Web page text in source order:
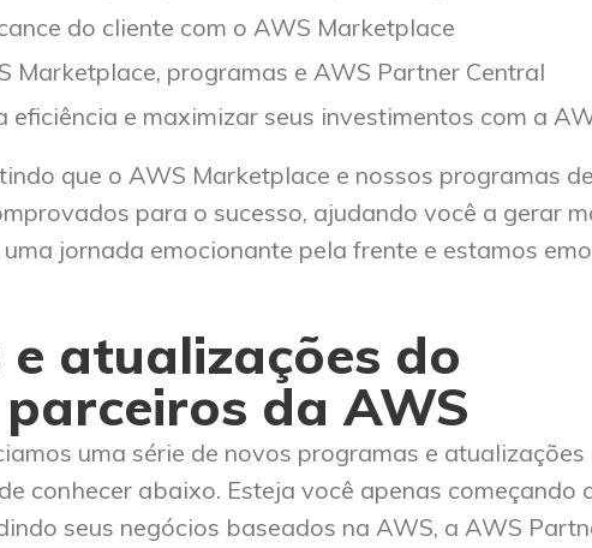
do cliente com o AWS Marketplace
Marketplace, programas e AWS Partner Central
eficiência e maximizar seus investimentos com a
que o AWS Marketplace e nossos programas
para o sucesso, ajudando você a gerar
jornada emocionante pela frente e estamos
atualizações do
da AWS
uma série de novos programas e atualizações
conhecer abaixo. Esteja você apenas começando
seus negócios baseados na AWS, a AWS